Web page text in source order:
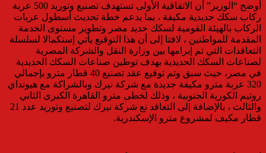
أوضح “الوزير” أن الاتفاقية الأولى تستهدف تصنيع وتوريد 500 عربة
ركاب سكك حديدية مكيفة ، بما يدعم خطة تحديث أسطول عربات
الركاب بالهيئة القومية لسكك حديد مصر وتطوير مستوى الخدمة
المقدمة للمواطنين ، لافتا إلى أن هذا التوقيع يأتي إستكمالا لسلسلة
التعاقدات التي تم إبرامها بين وزارة النقل والشركة المصرية
لصناعات السكك الحديدية بهدف توطين صناعات السكك الحديدية
في مصر، حيث سبق وتم توقيع عقد تصنيع 40 قطار مترو بإجمالي
320 عربة مترو مكيفة جديدة مع شركة نيرك وبالشراكة مع هيونداي
روتيم الكورية الجنوبية ، وذلك لخطى مترو القاهرة الكبرى الثاني
والثالث ، بالإضافة إلى التعاقد نع شركة نيرك لتصنيع وتوريد عدد 21
قطار مكيف لمشروع مترو الإسكندرية.